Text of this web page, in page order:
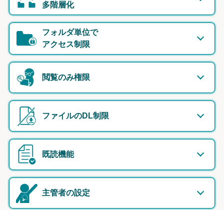
多階層化
フォルダ単位で
アクセス制限
閲覧のみ権限
ファイルのDL制限
既読機能
主管者の設定